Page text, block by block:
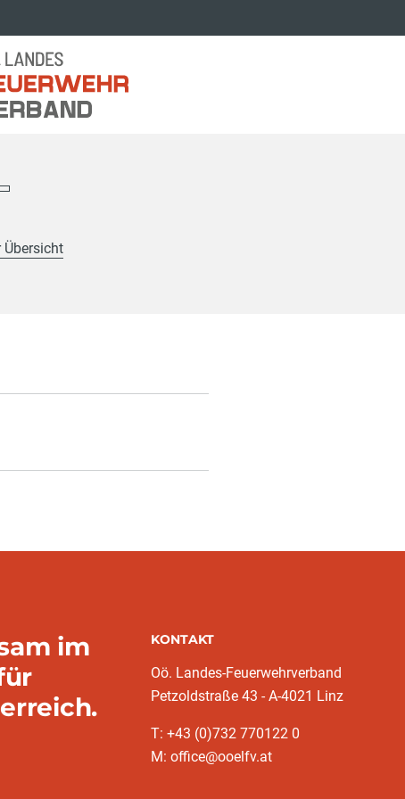
Übersicht
im
KONTAKT
Oö. Landes-Feuerwehrverband
Petzoldstraße 43 - A-4021 Linz
T: +43 (0)732 770122 0
M: office@ooelfv.at